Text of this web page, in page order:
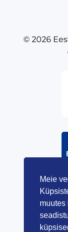
© 2026
Meie
muutes